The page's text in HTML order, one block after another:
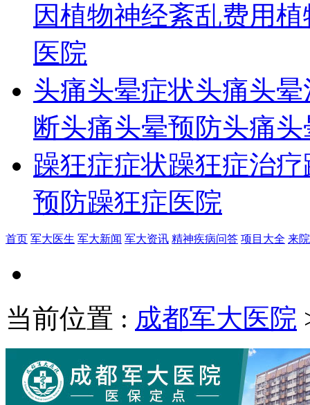
因植物神经紊乱费用植
医院
头痛头晕症状头痛头
断头痛头晕预防头痛
躁狂症症状躁狂症治疗
预防躁狂症医院
首页 军大医生 军大新闻 军大资讯 精神疾病问答 项目大全 来
当前位置 : 成都军大医院